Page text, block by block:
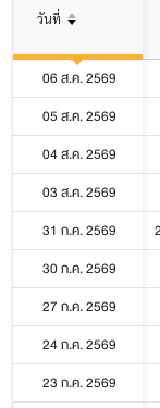
วันที่
06 ส.ค. 2569
05 ส.ค. 2569
04 ส.ค. 2569
03 ส.ค. 2569
31 ก.ค. 2569
30 ก.ค. 2569
27 ก.ค. 2569
24 ก.ค. 2569
23 ก.ค. 2569